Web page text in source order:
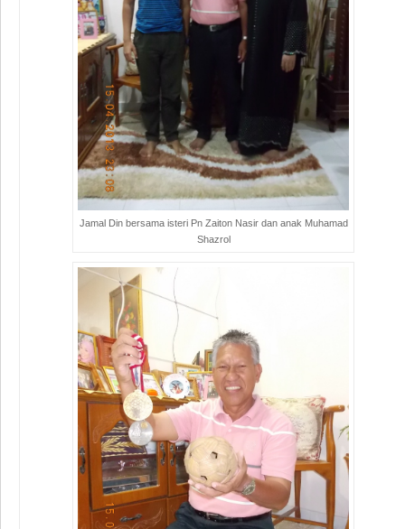
Jamal Din bersama isteri Pn Zaiton Nasir dan anak Muhamad
Shazrol